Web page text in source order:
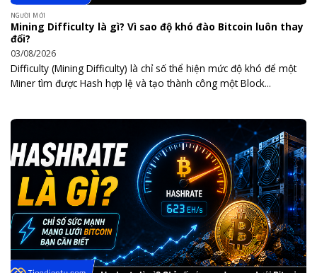
NGƯỜI MỚI
Mining Difficulty là gì? Vì sao độ khó đào Bitcoin luôn thay
đổi?
03/08/2026
Difficulty (Mining Difficulty) là chỉ số thể hiện mức độ khó để một
Miner tìm được Hash hợp lệ và tạo thành công một Block...